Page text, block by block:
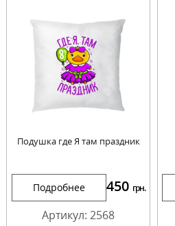
Подушка где Я там праздник
Подробнее 450 грн.
Артикул: 2568